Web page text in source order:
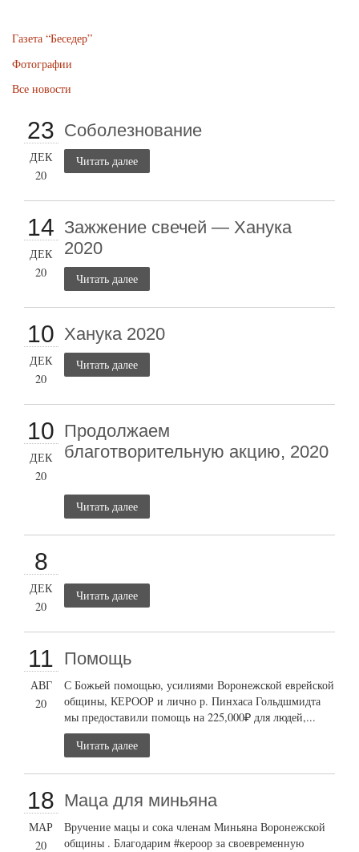
Газета “Беседер”
Фотографии
Все новости
23
ДЕК
20
Соболезнование
Читать далее
14
ДЕК
20
Зажжение свечей — Ханука
2020
Читать далее
10
ДЕК
20
Ханука 2020
Читать далее
10
ДЕК
20
Продолжаем
благотворительную акцию, 2020
Читать далее
8
ДЕК
20
Читать далее
11
АВГ
20
Помощь
С Божьей помощью, усилиями Воронежской еврейской
общины, КЕРООР и лично р. Пинхаса Гольдшмидта
мы предоставили помощь на 225,000₽ для людей,...
Читать далее
18
МАР
20
Маца для миньяна
Вручение мацы и сока членам Миньяна Воронежской
общины . Благодарим #кероор за своевременную